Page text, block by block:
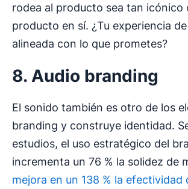
rodea al producto sea tan icónico
producto en sí. ¿Tu experiencia
alineada con lo que prometes?
8. Audio branding
El sonido también es otro de los
branding y construye identidad.
estudios, el uso estratégico del
incrementa un 76 % la solidez de
mejora en un 138 % la efectividad